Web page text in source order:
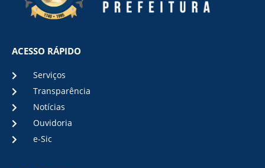
ACESSO RÁPIDO
Serviços
Transparência
Notícias
Ouvidoria
e-Sic